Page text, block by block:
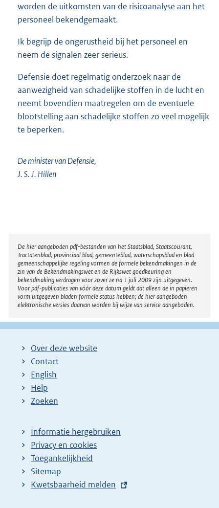
worden de uitkomsten van de risicoanalyse aan het
personeel bekendgemaakt.
Ik begrijp de ongerustheid bij het personeel en
neem de signalen zeer serieus.
Defensie doet regelmatig onderzoek naar de
aanwezigheid van schadelijke stoffen in de lucht en
neemt bovendien maatregelen om de eventuele
blootstelling aan schadelijke stoffen zo veel mogelijk
te beperken.
De minister van Defensie,
J. S. J. Hillen
Disclaimer
De hier aangeboden pdf-bestanden van het Staatsblad, Staatscourant,
Tractatenblad, provinciaal blad, gemeenteblad, waterschapsblad en blad
gemeenschappelijke regeling vormen de formele bekendmakingen in de
zin van de Bekendmakingswet en de Rijkswet goedkeuring en
bekendmaking verdragen voor zover ze na 1 juli 2009 zijn uitgegeven.
Voor pdf-publicaties van vóór deze datum geldt dat alleen de in papieren
vorm uitgegeven bladen formele status hebben; de hier aangeboden
elektronische versies daarvan worden bij wijze van service aangeboden.
Over deze website
Contact
English
Help
Zoeken
Informatie hergebruiken
Privacy en cookies
Toegankelijkheid
Sitemap
E
Kwetsbaarheid melden